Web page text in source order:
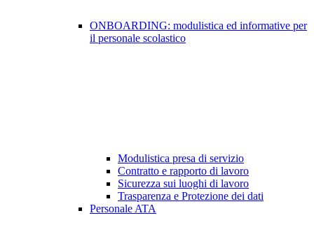
ONBOARDING: modulistica ed informative per
il personale scolastico
Modulistica presa di servizio
Contratto e rapporto di lavoro
Sicurezza sui luoghi di lavoro
Trasparenza e Protezione dei dati
Personale ATA